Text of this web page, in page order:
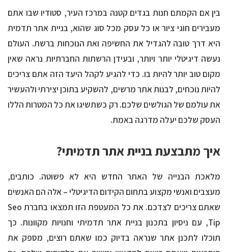
בין אם הקמתם חנות בגדים קטנה במרכז העיר, סטודיו שבו אתם
מעבירים חוגי ציור או כל עסק מכל סוג שהוא, בניית אתר תדמית
היא דרך טובה להגדיל את החשיפה ואת הנוכחות ברשת. העולם
נעשה דיגיטלי יותר ויותר, ובעידן הרשתות החברתיות נראה שאין
מקום טוב יותר להיות בו. כדי להגיע לקהל היעד הזה אתם צריכים
להיות נוכחים, לבנות אתר מרשים, להשקיע בתוכן יצירתי ולהעשיר
את עולמם של הגולשים שלכם. רק כשתשיגו את כל המטרות הללו
העסק שלכם יעלה מדרגה באמת.
איך מתבצעת בניית אתר תדמיתי?
מלאכת הבנייה של האתר החדש היא לא פשוטה. כותבים,
מעצבים ואנשי מקצוע בתחום הקידום הדיגיטלי – אלה הם האנשים
שאתם צריכים לצדכם. את כל המעטפת הזו תמצאו בחברת Seo
Tip, עם ניסיון בתכנון בניית אתר תדמיתי וחנויות מקוונות. כך
תוכלו לתכנן אתר שנראה בדיוק כמו שאתם רוצים, מספק את